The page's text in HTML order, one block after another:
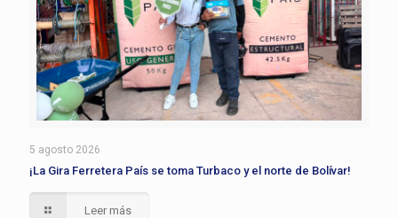
5 agosto 2026
¡La Gira Ferretera País se toma Turbaco y el norte de Bolívar!
Leer más